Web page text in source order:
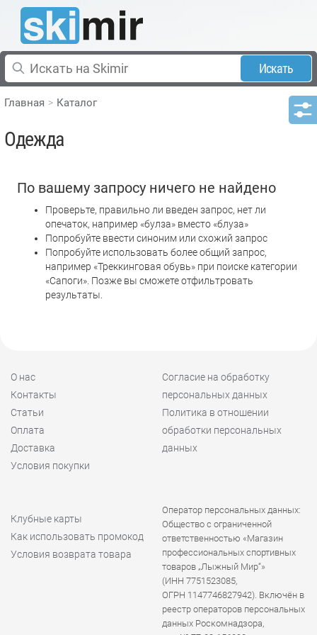
Искать
Главная Каталог
Одежда
По вашему запросу ничего не найдено
Проверьте, правильно ли введен запрос, нет ли
опечаток, например «булза» вместо «блуза»
Попробуйте ввести синоним или схожий запрос
Попробуйте использовать более общий запрос,
например «Треккинговая обувь» при поиске категории
«Сапоги». Позже вы сможете отфильтровать
результаты.
О нас
Контакты
Статьи
Оплата
Доставка
Условия покупки
Согласие на обработку
персональных данных
Политика в отношении
обработки персональных
данных
Клубные карты
Как использовать промокод
Условия возврата товара
Оператор персональных данных:
Общество с ограниченной
ответственностью «Магазин
профессиональных спортивных
товаров „Лыжный Мир“»
(ИНН 7751523085,
ОГРН 1147746827942). Включён в
реестр операторов персональных
данных Роскомнадзора,